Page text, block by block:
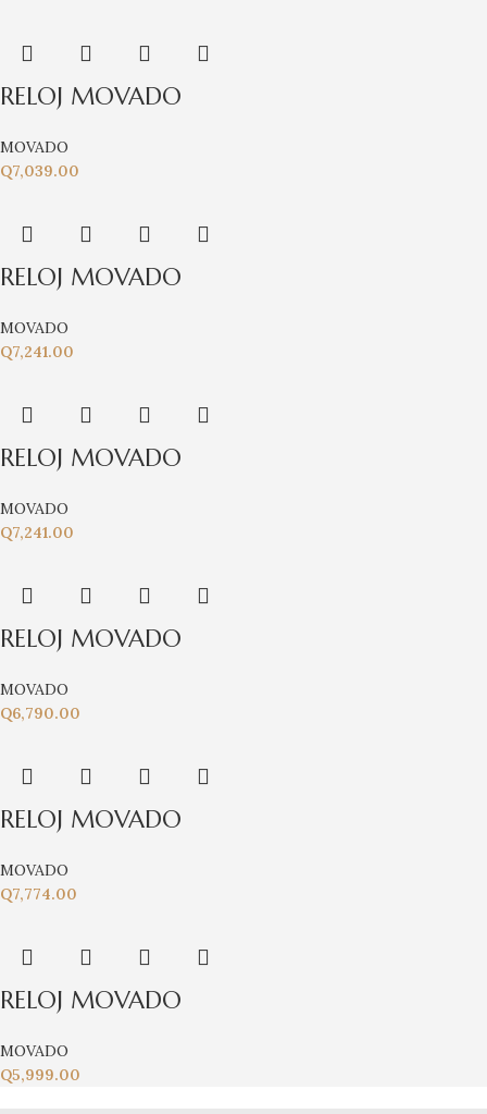
RELOJ MOVADO
MOVADO
Q7,039.00
RELOJ MOVADO
MOVADO
Q7,241.00
RELOJ MOVADO
MOVADO
Q7,241.00
RELOJ MOVADO
MOVADO
Q6,790.00
RELOJ MOVADO
MOVADO
Q7,774.00
RELOJ MOVADO
MOVADO
Q5,999.00